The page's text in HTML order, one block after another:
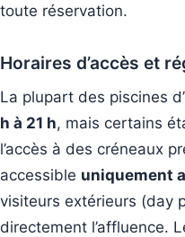
toute réservation.
Horaires d’accès et
La plupart des piscines
h à 21 h, mais certains
l’accès à des créneaux
accessible uniquement
visiteurs extérieurs (day
directement l’affluence.